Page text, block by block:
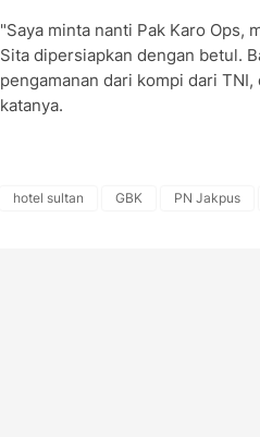
"Saya minta nanti Pak Karo Ops,
Sita dipersiapkan dengan betul.
pengamanan dari kompi dari
katanya.
hotel sultan GBK PN Jakpus